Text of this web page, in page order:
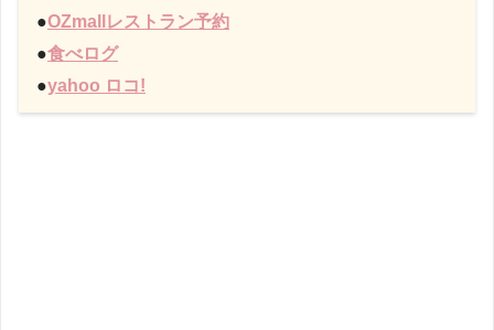
●OZmallレストラン予約
●食べログ
●yahoo ロコ!